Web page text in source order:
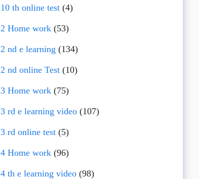
10 th online test(4)
2 Home work(53)
2 nd e learning (134)
2 nd online Test(10)
3 Home work(75)
3 rd e learning video(107)
3 rd online test(5)
4 Home work(96)
4 th e learning video(98)